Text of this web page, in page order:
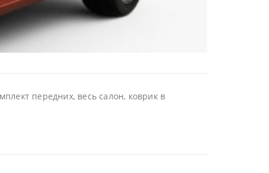
передних, весь салон, коврик в